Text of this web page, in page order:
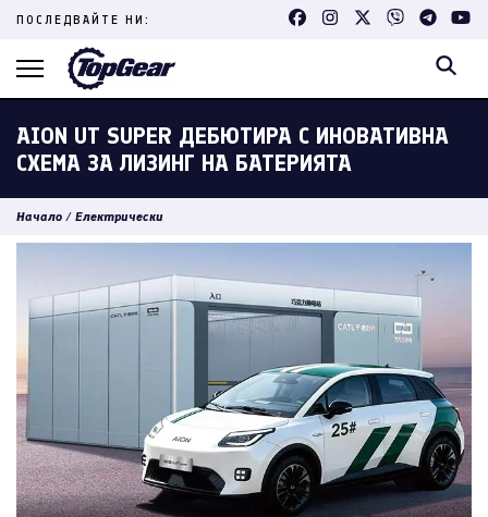
Skip
content
ПОСЛЕДВАЙТЕ НИ:
AION UT SUPER ДЕБЮТИРА С ИНОВАТИВНА
СХЕМА ЗА ЛИЗИНГ НА БАТЕРИЯТА
Начало / Електрически